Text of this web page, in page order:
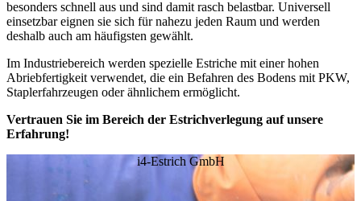
besonders schnell aus und sind damit rasch belastbar. Universell
einsetzbar eignen sie sich für nahezu jeden Raum und werden
deshalb auch am häufigsten gewählt.
Im Industriebereich werden spezielle Estriche mit einer hohen
Abriebfertigkeit verwendet, die ein Befahren des Bodens mit PKW,
Staplerfahrzeugen oder ähnlichem ermöglicht.
Vertrauen Sie im Bereich der Estrichverlegung auf unsere
Erfahrung!
i4-Estrich GmbH